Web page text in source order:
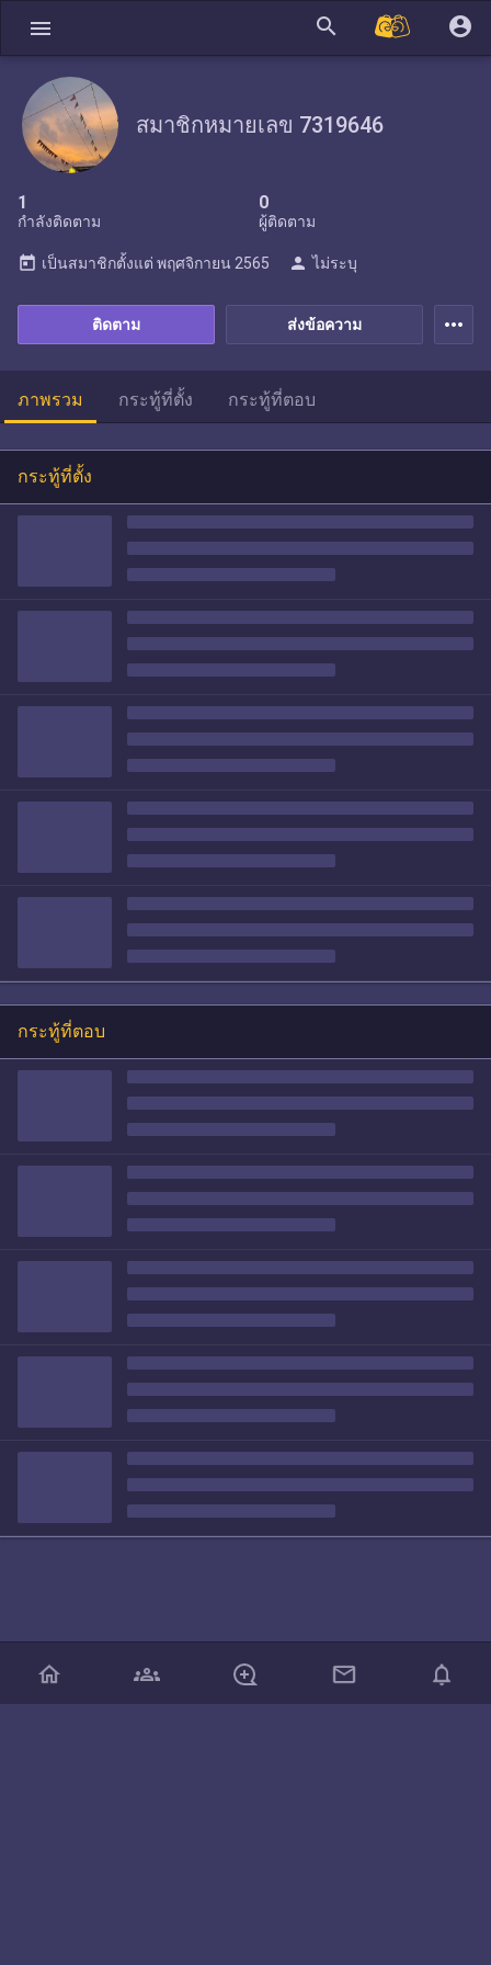
menu search account_circle
สมาชิกหมายเลข 7319646
1
กำลังติดตาม
0
ผู้ติดตาม
ส่งข้อความ
ติดตาม
today เป็นสมาชิกตั้งแต่ พฤศจิกายน 2565 person ไม่ระบุ
more_horiz
ภาพรวม กระทู้ที่ตั้ง กระทู้ที่ตอบ
กระทู้ที่ตั้ง
กระทู้ที่ตอบ